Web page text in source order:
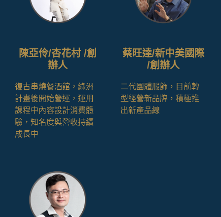
陳亞伶/杏花村 /創
辦人
復古串燒餐酒館，綠洲
計畫後開始營運，運用
課程中內容設計消費體
驗，知名度與營收持續
成長中
蔡旺達/新中美國際
/創辦人
二代團體服飾，目前轉
型經營新品牌，積極推
出新產品線